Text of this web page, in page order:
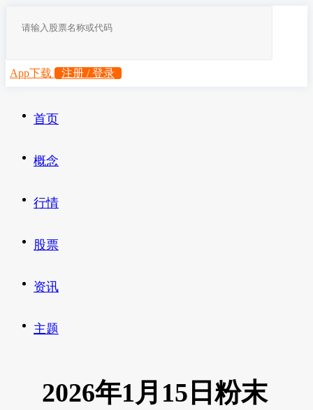
App下载 注册 / 登录
首页
概念
行情
股票
资讯
主题
2026年1月15日粉末